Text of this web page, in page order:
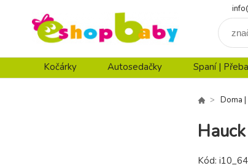
Kočárky Autosedačky Spaní |
Doma
Kód: